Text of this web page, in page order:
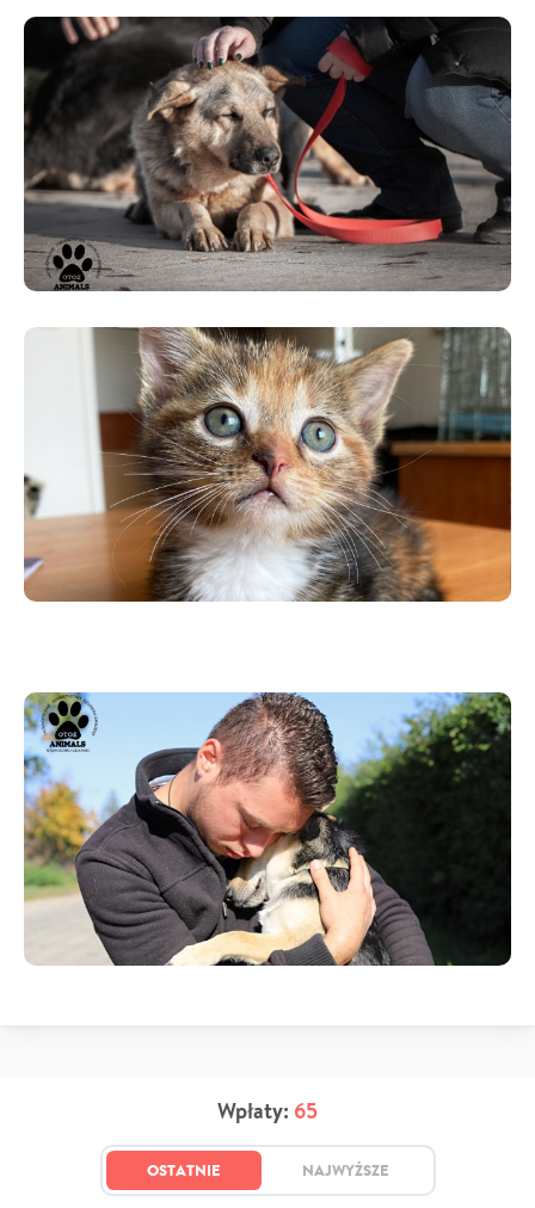
Wpłaty: 65
OSTATNIE NAJWYŻSZE